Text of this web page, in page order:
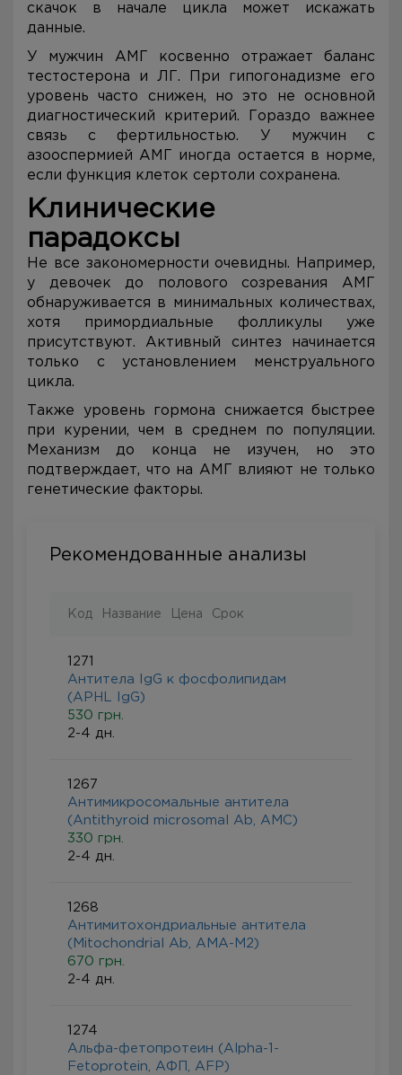
скачок в начале цикла может искажать
данные.
У мужчин АМГ косвенно отражает баланс
тестостерона и ЛГ. При гипогонадизме его
уровень часто снижен, но это не основной
диагностический критерий. Гораздо важнее
связь с фертильностью. У мужчин с
азооспермией АМГ иногда остается в норме,
если функция клеток сертоли сохранена.
Клинические
парадоксы
Не все закономерности очевидны. Например,
у девочек до полового созревания АМГ
обнаруживается в минимальных количествах,
хотя примордиальные фолликулы уже
присутствуют. Активный синтез начинается
только с установлением менструального
цикла.
Также уровень гормона снижается быстрее
при курении, чем в среднем по популяции.
Механизм до конца не изучен, но это
подтверждает, что на АМГ влияют не только
генетические факторы.
Рекомендованные анализы
Код Название Цена Срок
1271
Антитела IgG к фосфолипидам
(APHL IgG)
530 грн.
2-4 дн.
1267
Антимикросомальные антитела
(Antithyroid microsomal Ab, AMC)
330 грн.
2-4 дн.
1268
Антимитохондриальные антитела
(Mitochondrial Ab, АMА-M2)
670 грн.
2-4 дн.
1274
Альфа-фетопротеин (Alpha-1-
Fetoprotein, AФП, AFP)